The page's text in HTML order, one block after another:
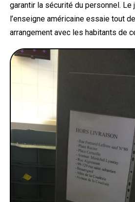
garantir la sécurité du personnel. Le
l’enseigne américaine essaie tout
arrangement avec les habitants de